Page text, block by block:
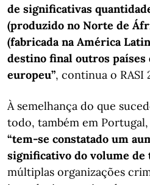
de significativas
(produzido no Norte de
(fabricada na América
destino final outros países
europeu”, continua o RASI
À semelhança do que
todo, também em Portugal,
“tem-se constatado um
significativo do volume de
múltiplas organizações